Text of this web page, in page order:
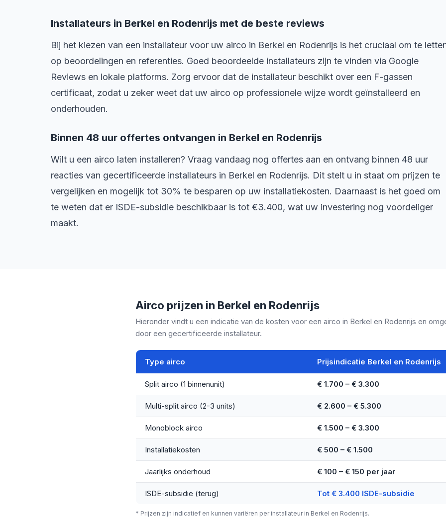
Installateurs in Berkel en Rodenrijs met de beste reviews
Bij het kiezen van een installateur voor uw airco in Berkel en Rodenrijs is het cruciaal om te
op beoordelingen en referenties. Goed beoordeelde installateurs zijn te vinden via Google
Reviews en lokale platforms. Zorg ervoor dat de installateur beschikt over een F-gassen
certificaat, zodat u zeker weet dat uw airco op professionele wijze wordt geïnstalleerd en
onderhouden.
Binnen 48 uur offertes ontvangen in Berkel en Rodenrijs
Wilt u een airco laten installeren? Vraag vandaag nog offertes aan en ontvang binnen 48 uur
reacties van gecertificeerde installateurs in Berkel en Rodenrijs. Dit stelt u in staat om prijzen te
vergelijken en mogelijk tot 30% te besparen op uw installatiekosten. Daarnaast is het goed om
te weten dat er ISDE-subsidie beschikbaar is tot €3.400, wat uw investering nog voordeliger
maakt.
Airco prijzen in Berkel en Rodenrijs
Hieronder vindt u een indicatie van de kosten voor een airco in Berkel en Rodenrijs en
door een gecertificeerde installateur.
Type airco Prijsindicatie Berkel en Rodenrijs
Split airco (1 binnenunit) € 1.700 – € 3.300
Multi-split airco (2-3 units) € 2.600 – € 5.300
Monoblock airco € 1.500 – € 3.300
Installatiekosten € 500 – € 1.500
Jaarlijks onderhoud € 100 – € 150 per jaar
ISDE-subsidie (terug) Tot € 3.400 ISDE-subsidie
* Prijzen zijn indicatief en kunnen variëren per installateur in Berkel en Rodenrijs.